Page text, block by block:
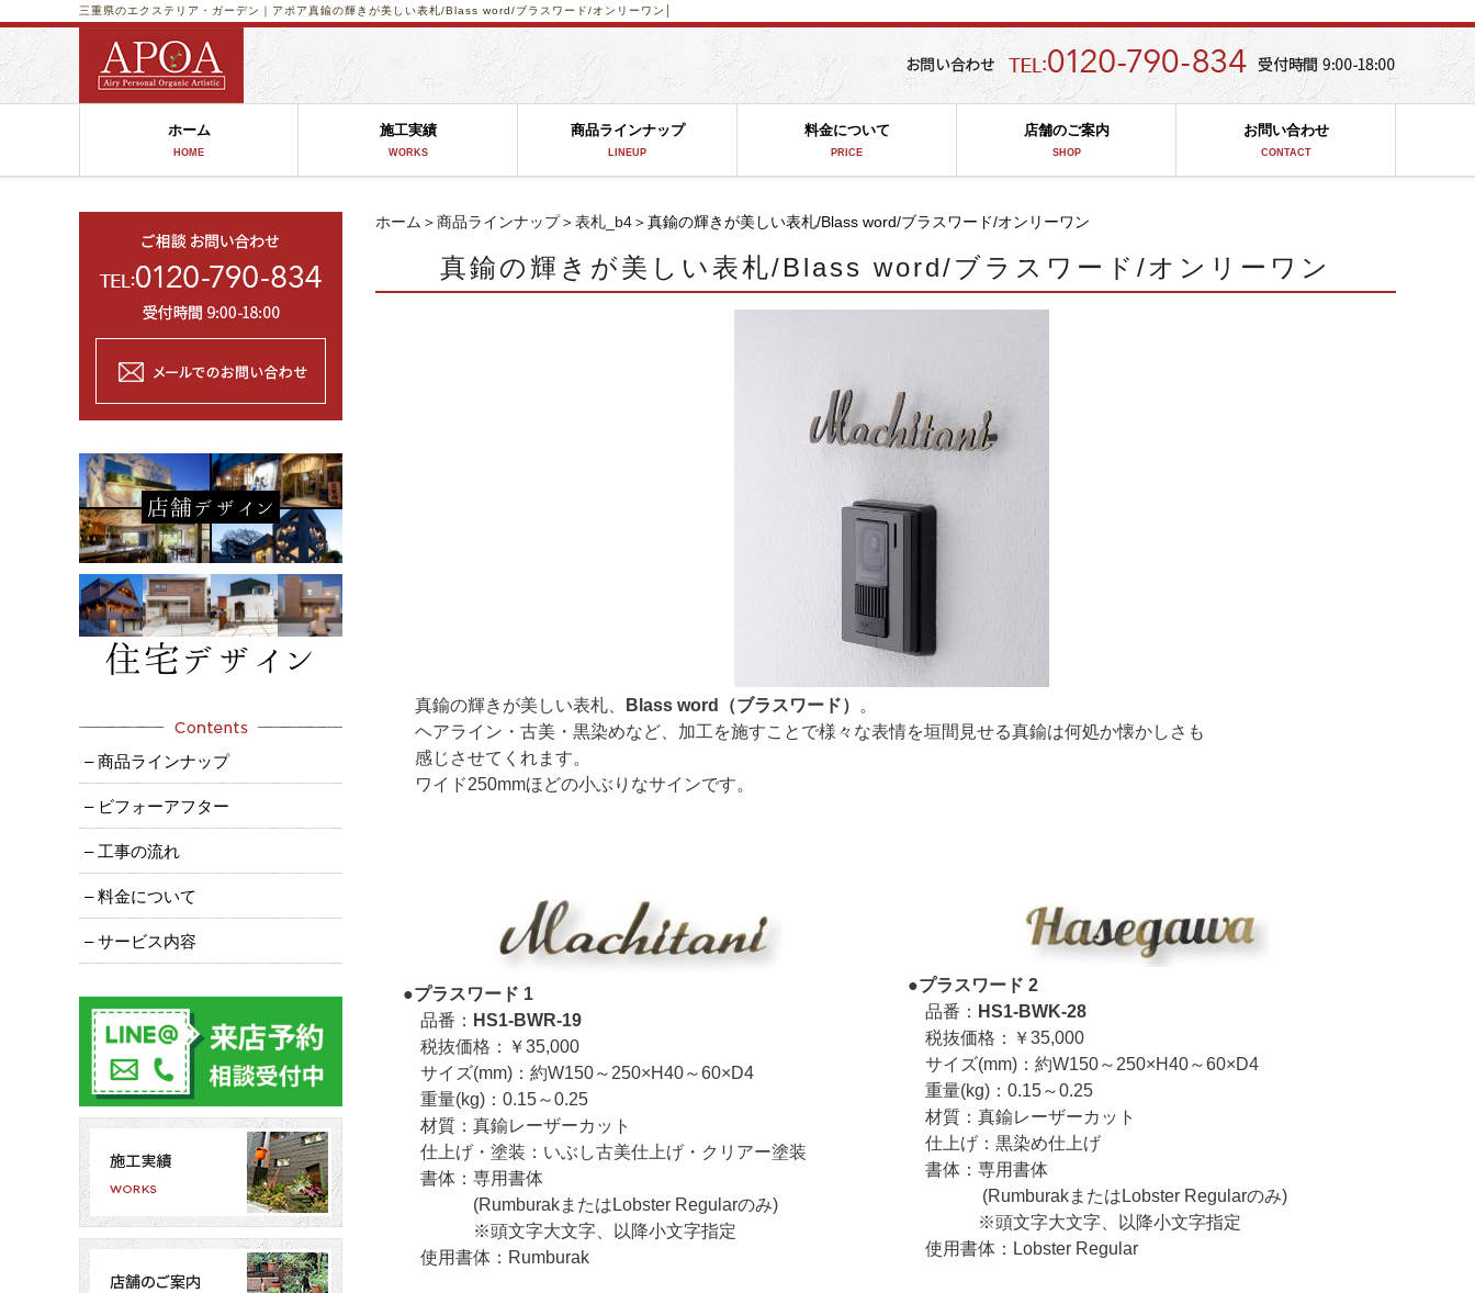
真鍮の輝きが美しい表札/Blass word/ブラスワード/オンリーワン│
三重県のエクステリア・ガーデン｜アポア
ホーム
HOME
施工実績
WORKS
商品ラインナップ
LINEUP
料金について
PRICE
店舗のご案内
SHOP
お問い合わせ
CONTACT
ホーム ＞商品ラインナップ＞表札_b4＞真鍮の輝きが美しい表札/Blass word/ブラスワード/オンリーワン
真鍮の輝きが美しい表札/Blass word/ブラスワード/オンリーワン
真鍮の輝きが美しい表札、 Blass word（ブラスワード）
。
ヘアライン・古美・黒染めなど、加工を施すことで様々な表情を垣間見せる真鍮は何処か懐かしさも
感じさせてくれます。
ワイド250mmほどの小ぶりなサインです。
●プラスワード 1
品番： HS1-BWR-19
税抜価格：￥35,000
サイズ(mm)：約W150～250×H40～60×D4
重量(kg)：0.15～0.25
材質：真鍮レーザーカット
仕上げ・塗装：いぶし古美仕上げ・クリアー塗装
書体：専用書体
(RumburakまたはLobster Regularのみ)
※頭文字大文字、以降小文字指定
使用書体：Rumburak
●プラスワード 2
品番： HS1-BWK-28
税抜価格：￥35,000
サイズ(mm)：約W150～250×H40～60×D4
重量(kg)：0.15～0.25
材質：真鍮レーザーカット
仕上げ：黒染め仕上げ
書体：専用書体
(RumburakまたはLobster Regularのみ)
※頭文字大文字、以降小文字指定
使用書体：Lobster Regular
– 商品ラインナップ
– ビフォーアフター
– 工事の流れ
– 料金について
– サービス内容